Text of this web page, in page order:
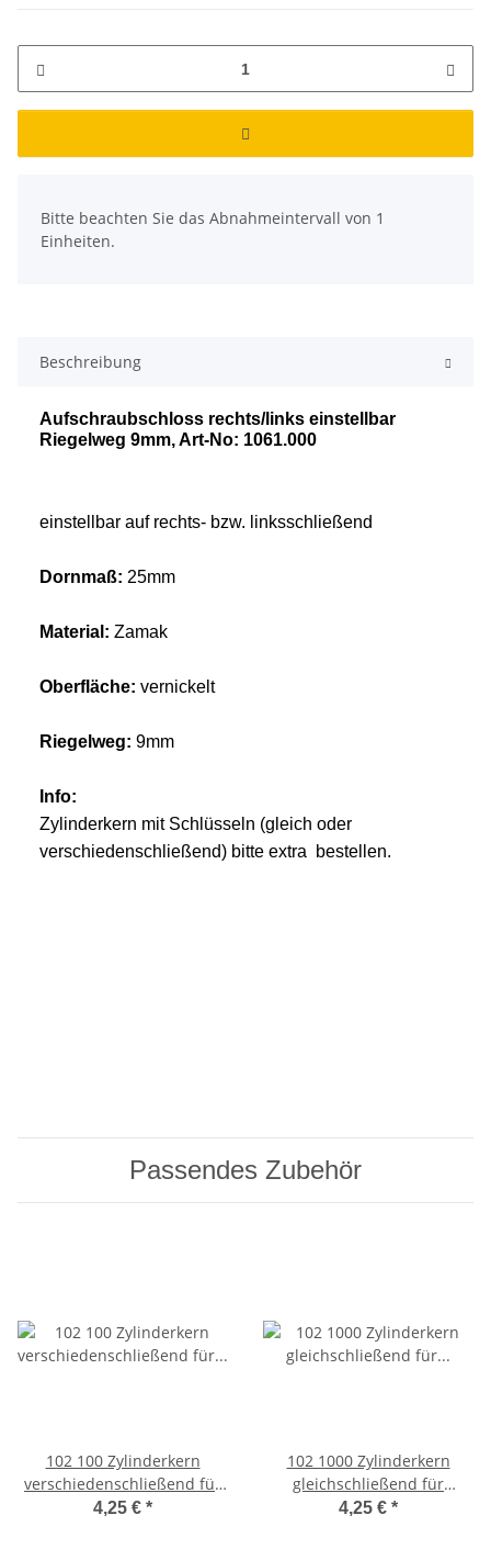
Bitte beachten Sie das Abnahmeintervall von 1
Einheiten.
Beschreibung
Aufschraubschloss rechts/links einstellbar
Riegelweg 9mm, Art-No: 1061.000
einstellbar auf rechts- bzw. linksschließend
Dornmaß: 25mm
Material: Zamak
Oberfläche: vernickelt
Riegelweg: 9mm
Info:
Zylinderkern mit Schlüsseln (gleich oder
verschiedenschließend) bitte extra bestellen.
Passendes Zubehör
102 100 Zylinderkern
verschiedenschließend für
MODUL 1000 1 Stück
4,25 € *
102 1000 Zylinderkern
gleichschließend für
MODUL 1000 1 Stück
4,25 € *